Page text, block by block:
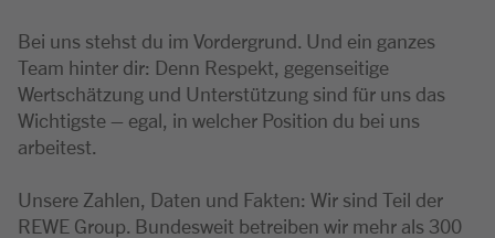
Bei uns stehst du im Vordergrund. Und ein ganzes
Team hinter dir: Denn Respekt, gegenseitige
Wertschätzung und Unterstützung sind für uns das
Wichtigste – egal, in welcher Position du bei uns
arbeitest.
Unsere Zahlen, Daten und Fakten: Wir sind Teil der
REWE Group. Bundesweit betreiben wir mehr als 300